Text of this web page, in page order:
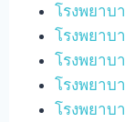
โรงพยาบ
โรงพยาบ
โรงพยาบ
โรงพยาบ
โรงพยาบ